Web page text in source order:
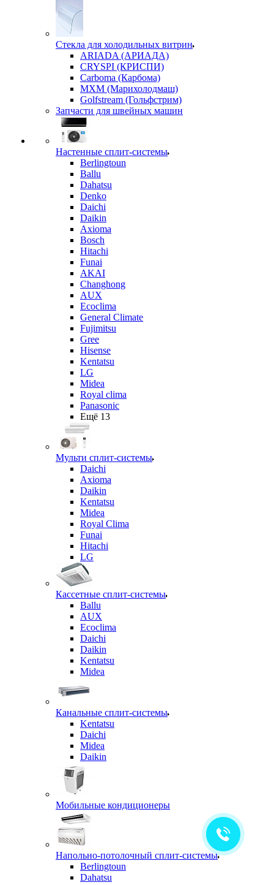
Стекла для холодильных витрин
ARIADA (АРИАДА)
CRYSPI (КРИСПИ)
Carboma (Карбома)
MXM (Марихолодмаш)
Golfstream (Гольфстрим)
Запчасти для швейных машин
Настенные сплит-системы
Berlingtoun
Ballu
Dahatsu
Denko
Daichi
Daikin
Axioma
Bosch
Hitachi
Funai
AKAI
Changhong
AUX
Ecoclima
General Climate
Fujimitsu
Gree
Hisense
Kentatsu
LG
Midea
Royal clima
Panasonic
Ещё 13
Мульти сплит-системы
Daichi
Axioma
Daikin
Kentatsu
Midea
Royal Clima
Funai
Hitachi
LG
Кассетные сплит-системы
Ballu
AUX
Ecoclima
Daichi
Daikin
Kentatsu
Midea
Канальные сплит-системы
Kentatsu
Daichi
Midea
Daikin
Мобильные кондиционеры
Напольно-потолочный сплит-системы
Berlingtoun
Dahatsu